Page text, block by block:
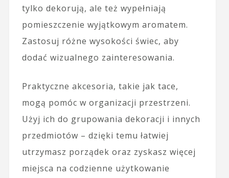
tylko dekorują, ale też wypełniają
pomieszczenie wyjątkowym aromatem.
Zastosuj różne wysokości świec, aby
dodać wizualnego zainteresowania.
Praktyczne akcesoria, takie jak tace,
mogą pomóc w organizacji przestrzeni.
Użyj ich do grupowania dekoracji i innych
przedmiotów – dzięki temu łatwiej
utrzymasz porządek oraz zyskasz więcej
miejsca na codzienne użytkowanie